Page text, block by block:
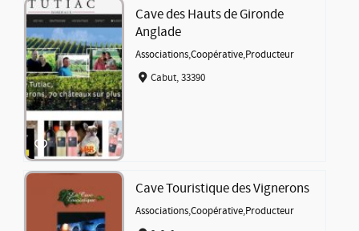
Cave des Hauts de Gironde
Anglade
Associations,Coopérative,Producteur
Cabut, 33390
Cave Touristique des Vignerons
Associations,Coopérative,Producteur